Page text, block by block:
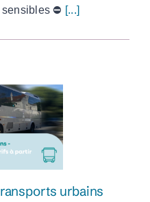
⛔️ [...]
tarifs
urbains